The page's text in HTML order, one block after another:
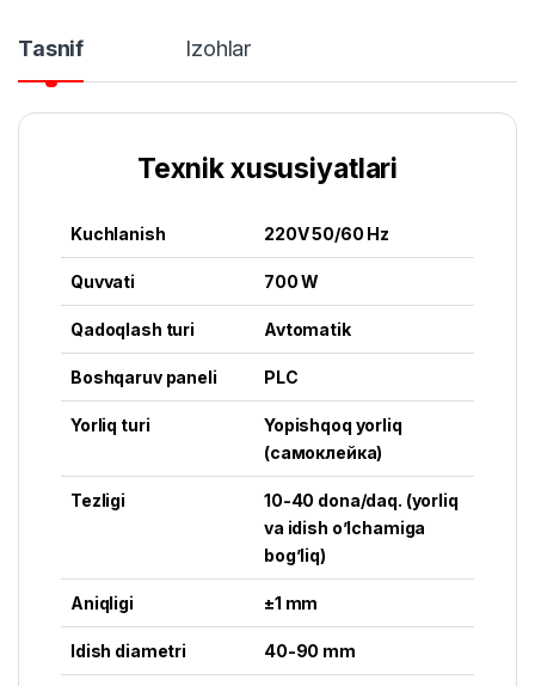
Tasnif Izohlar
Texnik xususiyatlari
Kuchlanish 220V 50/60 Hz
Quvvati 700 W
Qadoqlash turi Avtomatik
Boshqaruv paneli PLC
Yorliq turi
Yopishqoq yorliq
(самоклейка)
Tezligi
10-40 dona/daq. (yorliq
va idish o’lchamiga
bog’liq)
Aniqligi ±1 mm
Idish diametri 40-90 mm